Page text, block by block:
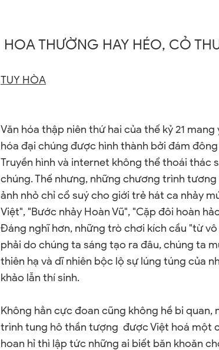
HOA THƯỜNG HAY HÉO, CỎ
TUY HÒA
Văn hóa thập niên thứ hai của thế kỷ 21
hóa đại chúng được hình thành bởi đám
Truyền hình và internet không thể thoái thác
chúng. Thế nhưng, những chương trình tương
ảnh nhỏ chỉ cổ suý cho giới trẻ hát ca nhảy
Việt", "Bước nhảy Hoàn Vũ", "Cặp đôi hoàn
Đáng nghĩ hơn, những trò chơi kích cầu "từ
phải do chúng ta sáng tạo ra đâu, chúng ta
thiên hạ và dĩ nhiên bộc lộ sự lúng túng của
khảo lẫn thí sinh.
Không hẳn cực đoan cũng không hề bi
trình tung hô thần tượng được Việt hoá một
hoan hỉ thì lập tức những ai biết băn khoăn